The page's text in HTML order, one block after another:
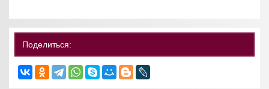
Поделиться: